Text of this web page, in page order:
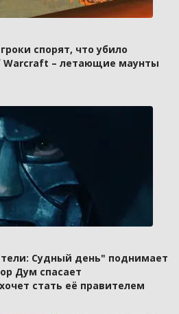
спорят, что убило
Warcraft – летающие маунты
Судный день" поднимает
Дум спасает
стать её правителем